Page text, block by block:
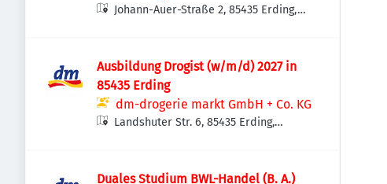
Johann-Auer-Straße 2, 85435 Erding,
Ausbildung Drogist (w/m/d) 2027 in
85435 Erding
dm-drogerie markt GmbH + Co. KG
Landshuter Str. 6, 85435 Erding,
Duales Studium BWL-Handel (B. A.)